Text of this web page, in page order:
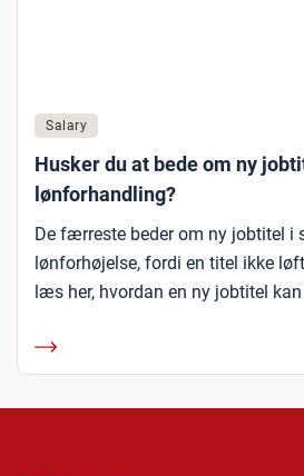
Salary
Husker du at bede om ny
lønforhandling?
De færreste beder om ny jobtitel i
lønforhøjelse, fordi en titel ikke
læs her, hvordan en ny jobtitel